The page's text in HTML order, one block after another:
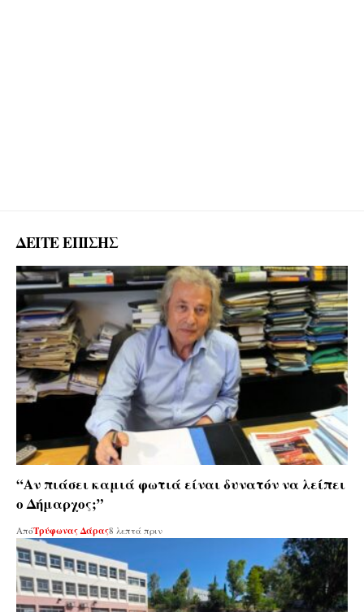
ΔΕΙΤΕ ΕΠΙΣΗΣ
“Αν πιάσει καμιά φωτιά είναι δυνατόν να λείπει
ο Δήμαρχος;”
ΑπόΤρύφωνας Δάρας8 λεπτά πριν